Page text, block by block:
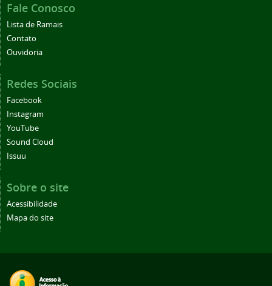
Fale Conosco
Lista de Ramais
Contato
Ouvidoria
Redes Sociais
Facebook
Instagram
YouTube
Sound Cloud
Issuu
Sobre o site
Acessibilidade
Mapa do site